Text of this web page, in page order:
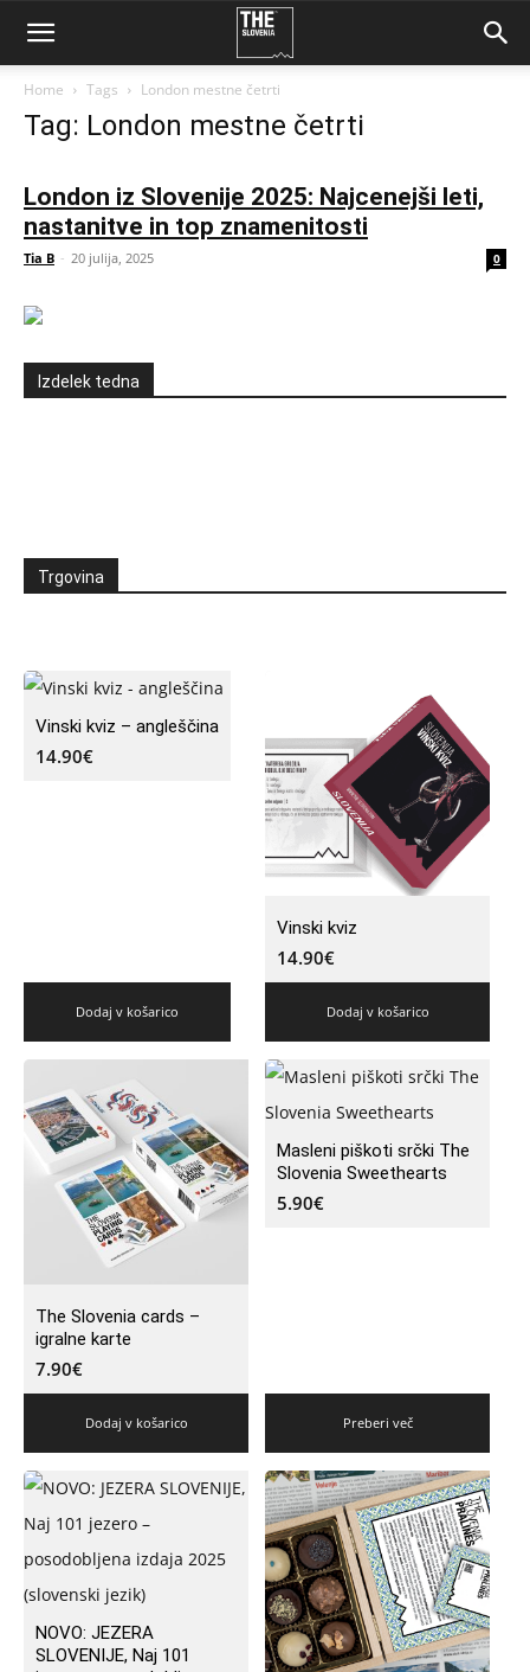
Home Tags London mestne četrti
Tag: London mestne četrti
London iz Slovenije 2025: Najcenejši leti,
nastanitve in top znamenitosti
Tia B - 20 julija, 2025 0
Izdelek tedna
Trgovina
Vinski kviz – angleščina
14.90€
Dodaj v košarico
Vinski kviz
14.90€
Dodaj v košarico
The Slovenia cards –
igralne karte
7.90€
Dodaj v košarico
Masleni piškoti srčki The
Slovenia Sweethearts
5.90€
Preberi več
NOVO: JEZERA
SLOVENIJE, Naj 101